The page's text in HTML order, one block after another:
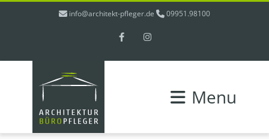
info@architekt-pfleger.de 09951.98100
FacebookInstagram
Menu